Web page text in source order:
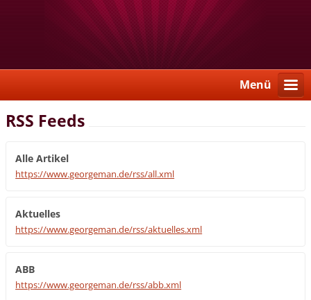
Menü
RSS Feeds
Alle Artikel
https://www.georgeman.de/rss/all.xml
Aktuelles
https://www.georgeman.de/rss/aktuelles.xml
ABB
https://www.georgeman.de/rss/abb.xml